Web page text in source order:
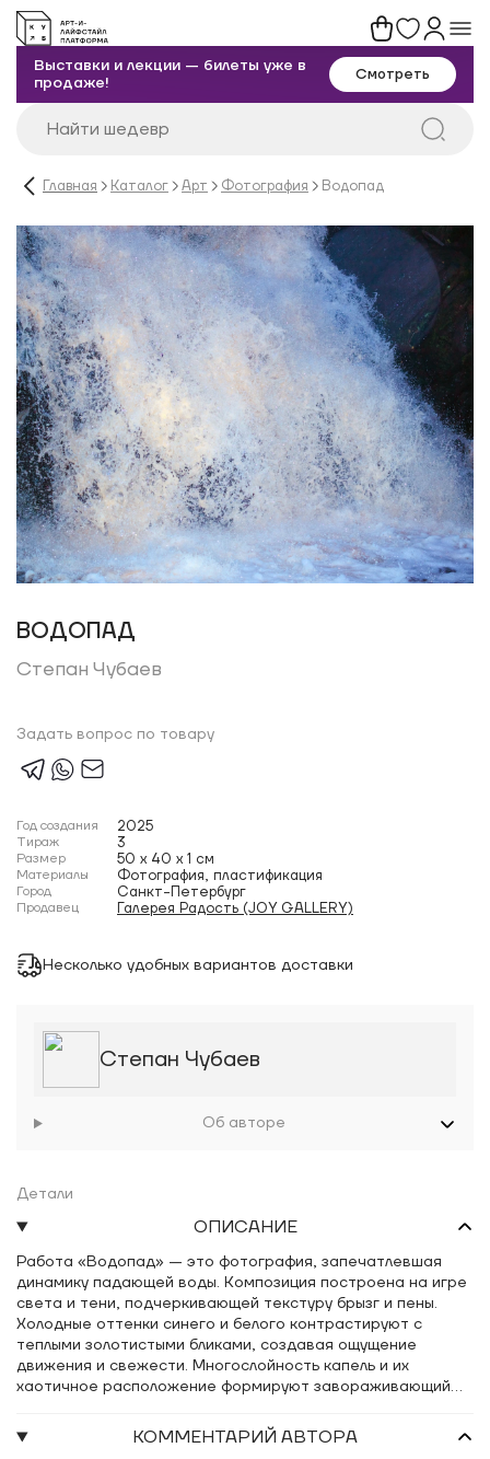
Выставки и лекции — билеты уже в
продаже!
Смотреть
Главная Каталог Арт Фотография Водопад
ВОДОПАД
Степан Чубаев
Задать вопрос по товару
Год создания 2025
Тираж 3
Размер 50 x 40 x 1 см
Материалы Фотография, пластификация
Город Санкт-Петербург
Продавец Галерея Радость (JOY GALLERY)
Несколько удобных вариантов доставки
Степан Чубаев
Об авторе
Детали
ОПИСАНИЕ
Работа «Водопад» — это фотография, запечатлевшая
динамику падающей воды. Композиция построена на игре
света и тени, подчеркивающей текстуру брызг и пены.
Холодные оттенки синего и белого контрастируют с
теплыми золотистыми бликами, создавая ощущение
движения и свежести. Многослойность капель и их
хаотичное расположение формируют завораживающий
КОММЕНТАРИЙ АВТОРА